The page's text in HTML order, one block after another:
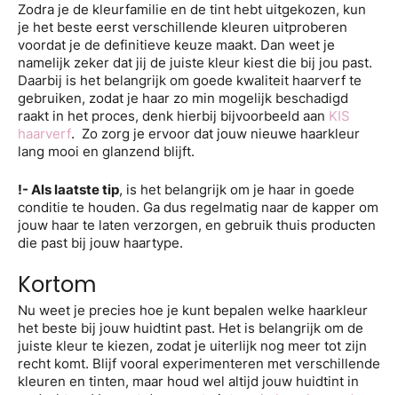
Zodra je de kleurfamilie en de tint hebt uitgekozen, kun
je het beste eerst verschillende kleuren uitproberen
voordat je de definitieve keuze maakt. Dan weet je
namelijk zeker dat jij de juiste kleur kiest die bij jou past.
Daarbij is het belangrijk om goede kwaliteit haarverf te
gebruiken, zodat je haar zo min mogelijk beschadigd
raakt in het proces, denk hierbij bijvoorbeeld aan KIS
haarverf. Zo zorg je ervoor dat jouw nieuwe haarkleur
lang mooi en glanzend blijft.
!- Als laatste tip, is het belangrijk om je haar in goede
conditie te houden. Ga dus regelmatig naar de kapper om
jouw haar te laten verzorgen, en gebruik thuis producten
die past bij jouw haartype.
Kortom
Nu weet je precies hoe je kunt bepalen welke haarkleur
het beste bij jouw huidtint past. Het is belangrijk om de
juiste kleur te kiezen, zodat je uiterlijk nog meer tot zijn
recht komt. Blijf vooral experimenteren met verschillende
kleuren en tinten, maar houd wel altijd jouw huidtint in